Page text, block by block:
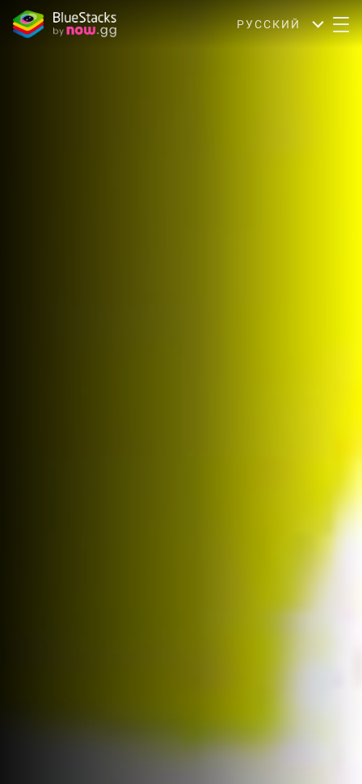
РУССКИЙ